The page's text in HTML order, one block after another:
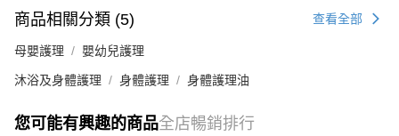
商品相關分類 (5) 查看全部
母嬰護理 嬰幼兒護理
沐浴及身體護理 身體護理 身體護理油
您可能有興趣的商品全店暢銷排行